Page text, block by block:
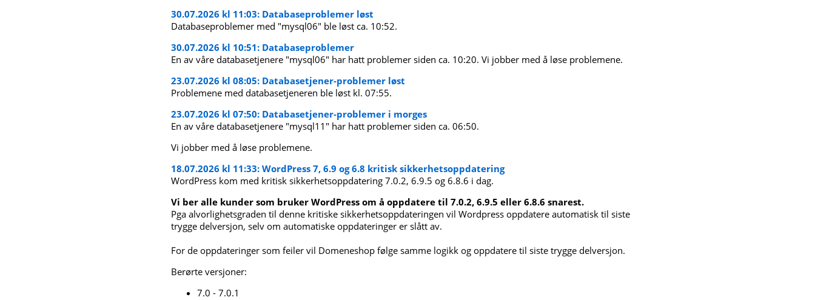
30.07.2026 kl 11:03: Databaseproblemer løst
Databaseproblemer med "mysql06" ble løst ca. 10:52.
30.07.2026 kl 10:51: Databaseproblemer
En av våre databasetjenere "mysql06" har hatt problemer siden ca. 10:20. Vi jobber med å løse problemene.
23.07.2026 kl 08:05: Databasetjener-problemer løst
Problemene med databasetjeneren ble løst kl. 07:55.
23.07.2026 kl 07:50: Databasetjener-problemer i morges
En av våre databasetjenere "mysql11" har hatt problemer siden ca. 06:50.
Vi jobber med å løse problemene.
18.07.2026 kl 11:33: WordPress 7, 6.9 og 6.8 kritisk sikkerhetsoppdatering
WordPress kom med kritisk sikkerhetsoppdatering 7.0.2, 6.9.5 og 6.8.6 i dag.
Vi ber alle kunder som bruker WordPress om å oppdatere til 7.0.2, 6.9.5 eller 6.8.6 snarest.
Pga alvorlighetsgraden til denne kritiske sikkerhetsoppdateringen vil Wordpress oppdatere automatisk til siste
trygge delversjon, selv om automatiske oppdateringer er slått av.
For de oppdateringer som feiler vil Domeneshop følge samme logikk og oppdatere til siste trygge delversjon.
Berørte versjoner:
7.0 - 7.0.1